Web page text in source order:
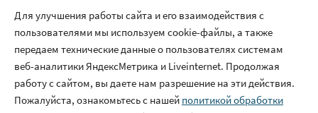
Правила сайта
Политика обработки персональных данных
Размещение рекламы
Контакты
Для улучшения работы сайта и его взаимодействия с
пользователями мы используем cookie-файлы, а также
передаем технические данные о пользователях системам
веб-аналитики ЯндексМетрика и Liveinternet. Продолжая
работу с сайтом, вы даете нам разрешение на эти действия.
Пожалуйста, ознакомьтесь с нашей политикой обработки